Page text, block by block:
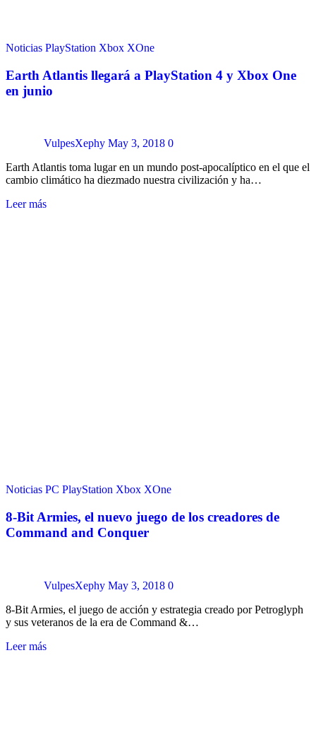
Noticias PlayStation Xbox XOne
Earth Atlantis llegará a PlayStation 4 y Xbox One
en junio
VulpesXephy May 3, 2018 0
Earth Atlantis toma lugar en un mundo post-apocalíptico en el que el
cambio climático ha diezmado nuestra civilización y ha…
Leer más
Noticias PC PlayStation Xbox XOne
8-Bit Armies, el nuevo juego de los creadores de
Command and Conquer
VulpesXephy May 3, 2018 0
8-Bit Armies, el juego de acción y estrategia creado por Petroglyph
y sus veteranos de la era de Command &…
Leer más